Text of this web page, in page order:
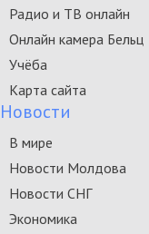
Радио и ТВ онлайн
Онлайн камера Бельц
Учёба
Карта сайта
Новости
В мире
Новости Молдова
Новости СНГ
Экономика